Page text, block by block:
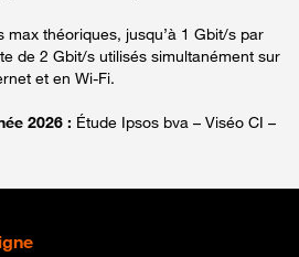
max théoriques, jusqu’à 1 Gbit/s par
de 2 Gbit/s utilisés simultanément sur
et en Wi-Fi.
2026 : Étude Ipsos bva – Viséo CI –